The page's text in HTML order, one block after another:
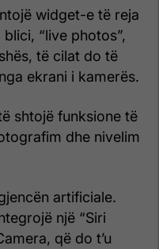
widget-e të reja
“live photos”,
të cilat do të
ekrani i kamerës.
shtojë funksione të
dhe nivelim
artificiale.
një “Siri
që do t’u